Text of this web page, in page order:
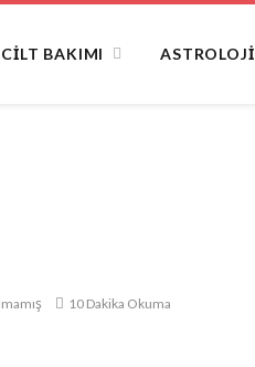
CILT BAKIMI ASTROLOJI
10 Dakika Okuma